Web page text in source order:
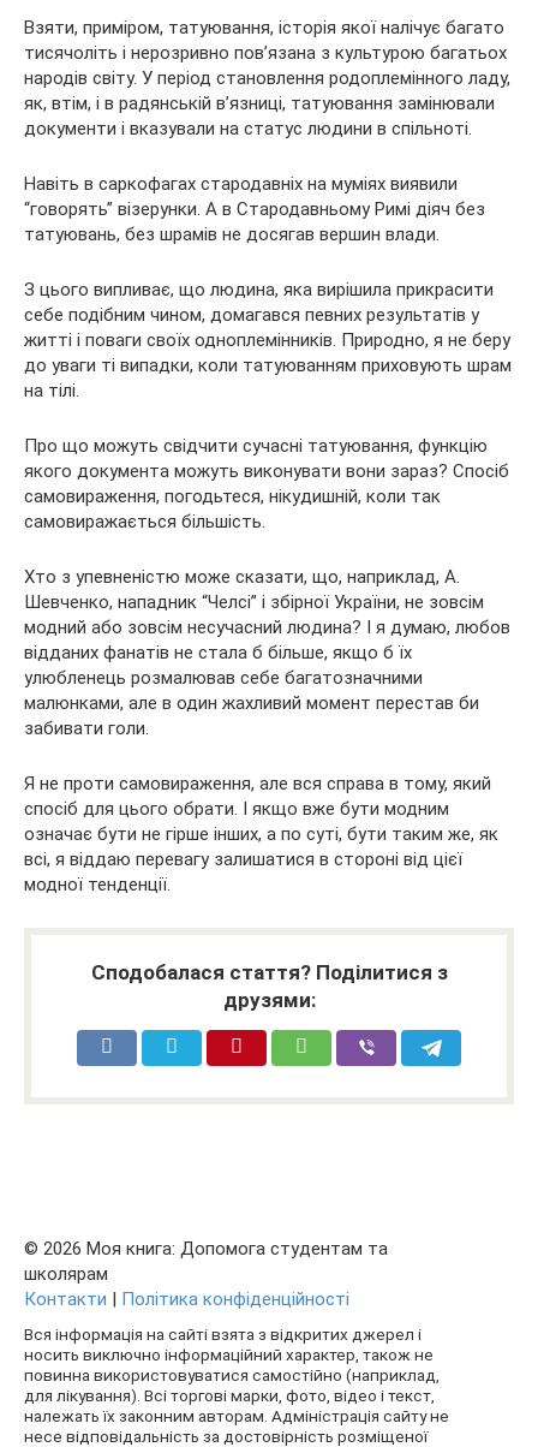
Взяти, приміром, татуювання, історія якої налічує багато
тисячоліть і нерозривно пов’язана з культурою багатьох
народів світу. У період становлення родоплемінного ладу,
як, втім, і в радянській в’язниці, татуювання замінювали
документи і вказували на статус людини в спільноті.
Навіть в саркофагах стародавніх на муміях виявили
“говорять” візерунки. А в Стародавньому Римі діяч без
татуювань, без шрамів не досягав вершин влади.
З цього випливає, що людина, яка вирішила прикрасити
себе подібним чином, домагався певних результатів у
житті і поваги своїх одноплемінників. Природно, я не беру
до уваги ті випадки, коли татуюванням приховують шрам
на тілі.
Про що можуть свідчити сучасні татуювання, функцію
якого документа можуть виконувати вони зараз? Спосіб
самовираження, погодьтеся, нікудишній, коли так
самовиражається більшість.
Хто з упевненістю може сказати, що, наприклад, А.
Шевченко, нападник “Челсі” і збірної України, не зовсім
модний або зовсім несучасний людина? І я думаю, любов
відданих фанатів не стала б більше, якщо б їх
улюбленець розмалював себе багатозначними
малюнками, але в один жахливий момент перестав би
забивати голи.
Я не проти самовираження, але вся справа в тому, який
спосіб для цього обрати. І якщо вже бути модним
означає бути не гірше інших, а по суті, бути таким же, як
всі, я віддаю перевагу залишатися в стороні від цієї
модної тенденції.
Сподобалася стаття? Поділитися з
друзями:
© 2026 Моя книга: Допомога студентам та
школярам
Контакти | Політика конфіденційності
Вся інформація на сайті взята з відкритих джерел і
носить виключно інформаційний характер, також не
повинна використовуватися самостійно (наприклад,
для лікування). Всі торгові марки, фото, відео і текст,
належать їх законним авторам. Адміністрація сайту не
несе відповідальність за достовірність розміщеної